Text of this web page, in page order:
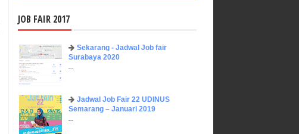
JOB FAIR 2017
Sekarang - Jadwal Job fair
Surabaya 2020
...
Jadwal Job Fair 22 UDINUS
Semarang – Januari 2019
...